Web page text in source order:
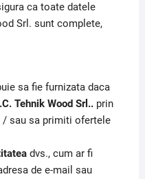
ca toate datele
Srl. sunt complete,
sa fie furnizata daca
Tehnik Wood Srl..prin
sau sa primiti ofertele
dvs., cum ar fi
de e-mail sau